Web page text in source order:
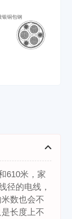
银铜包钢
610米，家
径的电线，
数也会不
长度上不